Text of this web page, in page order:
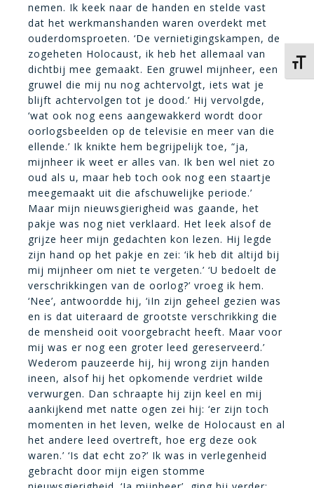
nemen. Ik keek naar de handen en stelde vast
dat het werkmanshanden waren overdekt met
ouderdomsproeten. ‘De vernietigingskampen, de
zogeheten Holocaust, ik heb het allemaal van
dichtbij mee gemaakt. Een gruwel mijnheer, een
gruwel die mij nu nog achtervolgt, iets wat je
blijft achtervolgen tot je dood.’ Hij vervolgde,
‘wat ook nog eens aangewakkerd wordt door
oorlogsbeelden op de televisie en meer van die
ellende.’ Ik knikte hem begrijpelijk toe, “ja,
mijnheer ik weet er alles van. Ik ben wel niet zo
oud als u, maar heb toch ook nog een staartje
meegemaakt uit die afschuwelijke periode.’
Maar mijn nieuwsgierigheid was gaande, het
pakje was nog niet verklaard. Het leek alsof de
grijze heer mijn gedachten kon lezen. Hij legde
zijn hand op het pakje en zei: ‘ik heb dit altijd bij
mij mijnheer om niet te vergeten.’ ‘U bedoelt de
verschrikkingen van de oorlog?’ vroeg ik hem.
‘Nee’, antwoordde hij, ‘iIn zijn geheel gezien was
en is dat uiteraard de grootste verschrikking die
de mensheid ooit voorgebracht heeft. Maar voor
mij was er nog een groter leed gereserveerd.’
Wederom pauzeerde hij, hij wrong zijn handen
ineen, alsof hij het opkomende verdriet wilde
verwurgen. Dan schraapte hij zijn keel en mij
aankijkend met natte ogen zei hij: ‘er zijn toch
momenten in het leven, welke de Holocaust en al
het andere leed overtreft, hoe erg deze ook
waren.’ ‘Is dat echt zo?’ Ik was in verlegenheid
gebracht door mijn eigen stomme